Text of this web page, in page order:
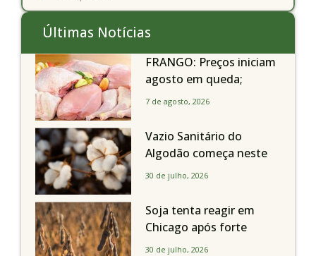
Últimas Notícias
FRANGO: Preços iniciam
agosto em queda;
exportações avançam
7 de agosto, 2026
Vazio Sanitário do
Algodão começa neste
sábado, dia 1º de agosto,
Paulo
30 de julho, 2026
Soja tenta reagir em
Chicago após forte
liquidação; portos
30 de julho, 2026